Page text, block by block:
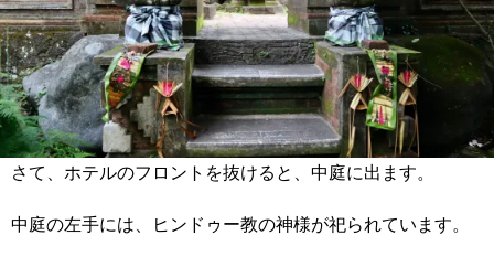
さて、ホテルのフロントを抜けると、中庭に出ます。
中庭の左手には、ヒンドゥー教の神様が祀られています。